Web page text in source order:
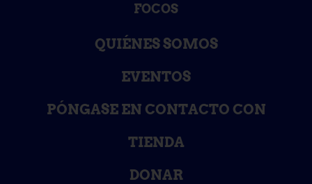
FOCOS
QUIÉNES SOMOS
EVENTOS
PÓNGASE EN CONTACTO CON
TIENDA
DONAR